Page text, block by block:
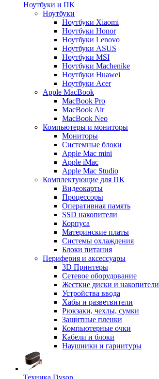
Ноутбуки и ПК
Ноутбуки
Ноутбуки Xiaomi
Ноутбуки Honor
Ноутбуки Lenovo
Ноутбуки ASUS
Ноутбуки MSI
Ноутбуки Machenike
Ноутбуки Huawei
Ноутбуки Acer
Apple MacBook
MacBook Pro
MacBook Air
MacBook Neo
Компьютеры и мониторы
Мониторы
Системные блоки
Apple Mac mini
Apple iMac
Apple Mac Studio
Комплектующие для ПК
Видеокарты
Процессоры
Оперативная память
SSD накопители
Корпуса
Материнские платы
Системы охлаждения
Блоки питания
Периферия и аксессуары
3D Принтеры
Сетевое оборудование
Жесткие диски и накопители
Устройства ввода
Хабы и разветвители
Рюкзаки, чехлы, сумки
Защитные пленки
Компьютерные очки
Кабели и блоки
Наушники и гарнитуры
Техника Dyson